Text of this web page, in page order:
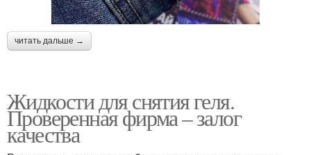
читать дальше →
Жидкости для снятия геля.
Проверенная фирма – залог
качества